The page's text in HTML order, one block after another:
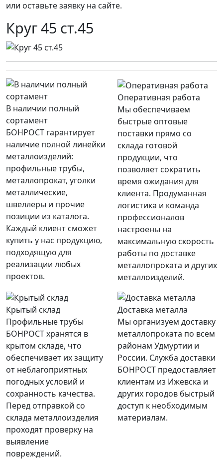
или оставьте заявку на сайте.
Круг 45 ст.45
В наличии полный
сортамент
БОНРОСТ гарантирует
наличие полной линейки
металлоизделий:
профильные трубы,
металлопрокат, уголки
металлические,
швеллеры и прочие
позиции из каталога.
Каждый клиент сможет
купить у нас продукцию,
подходящую для
реализации любых
проектов.
Оперативная работа
Мы обеспечиваем
быстрые оптовые
поставки прямо со
склада готовой
продукции, что
позволяет сократить
время ожидания для
клиента. Продуманная
логистика и команда
профессионалов
настроены на
максимальную скорость
работы по доставке
металлопроката и других
металлоизделий.
Крытый склад
Профильные трубы
БОНРОСТ хранятся в
крытом складе, что
обеспечивает их защиту
от неблагоприятных
погодных условий и
сохранность качества.
Перед отправкой со
склада металлоизделия
проходят проверку на
выявление
повреждений.
Доставка металла
Мы организуем доставку
металлопроката по всем
районам Удмуртии и
России. Служба доставки
БОНРОСТ предоставляет
клиентам из Ижевска и
других городов быстрый
доступ к необходимым
материалам.